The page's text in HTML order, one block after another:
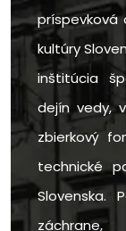
príspevková
kultúry
inštitúcia
dejín vedy,
zbierkový
technické
Slovenska.